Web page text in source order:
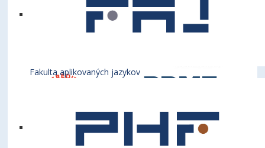
Fakulta aplikovaných jazykov